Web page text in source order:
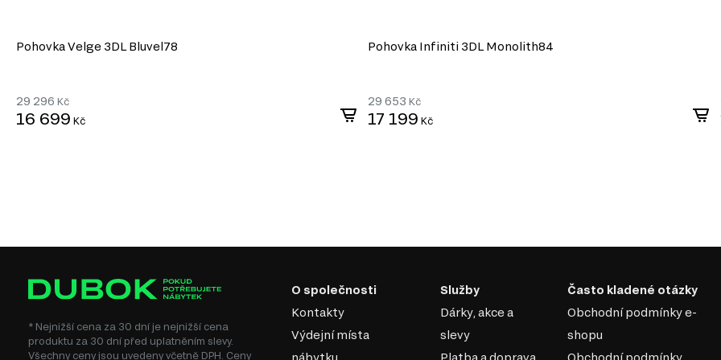
prachu a nečistot.
Minimalistický design. Moderní nábytek se vyznačuje čistými liniemi a jednoduchými tvary, což
vytvořit harmonický interiér.
Trendy materiály. Využití kvalitních materiálů jako je sklo, kov nebo dřevo dodává nábytku na
odolnosti a stylovosti.
Pohovka Velge 3DL Bluvel78
29 296 Kč
16 699 Kč
Pohovka Infiniti 3DL Monolith84
29 653 Kč
17 199 Kč
* Nejnižší cena za 30 dní je nejnižší cena
produktu za 30 dní před uplatněním slevy.
Všechny ceny jsou uvedeny včetně DPH. Ceny
O společnosti
Kontakty
Výdejní místa
Služby
Dárky, akce a
slevy
Často kladené otázky
Obchodní podmínky e-
shopu